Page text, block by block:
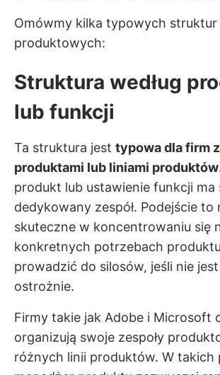
Omówmy kilka typowych struktur
produktowych:
Struktura według
lub funkcji
Ta struktura jest typowa dla firm
produktami lub liniami produktów
produkt lub ustawienie funkcji ma
dedykowany zespół. Podejście to
skuteczne w koncentrowaniu się
konkretnych potrzebach
prowadzić do silosów, jeśli nie
ostrożnie.
Firmy takie jak Adobe i Microsoft
organizują swoje zespoły
różnych linii produktów. W takich